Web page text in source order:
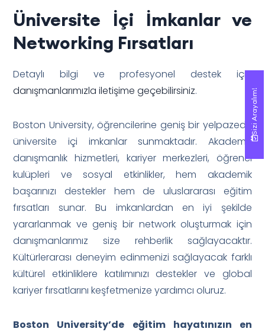
Üniversite İçi İmkanlar ve
Networking Fırsatları
Detaylı bilgi ve profesyonel destek için
danışmanlarımızla iletişime geçebilirsiniz.
Boston University, öğrencilerine geniş bir yelpazede
üniversite içi imkanlar sunmaktadır. Akademik
danışmanlık hizmetleri, kariyer merkezleri, öğrenci
kulüpleri ve sosyal etkinlikler, hem akademik
başarınızı destekler hem de uluslararası eğitim
fırsatları sunar. Bu imkanlardan en iyi şekilde
yararlanmak ve geniş bir network oluşturmak için
danışmanlarımız size rehberlik sağlayacaktır.
Kültürlerarası deneyim edinmenizi sağlayacak farklı
kültürel etkinliklere katılımınızı destekler ve global
kariyer fırsatlarını keşfetmenize yardımcı oluruz.
Boston University’de eğitim hayatınızın en
Sizi Arayalım!
Sizi Arayalım!